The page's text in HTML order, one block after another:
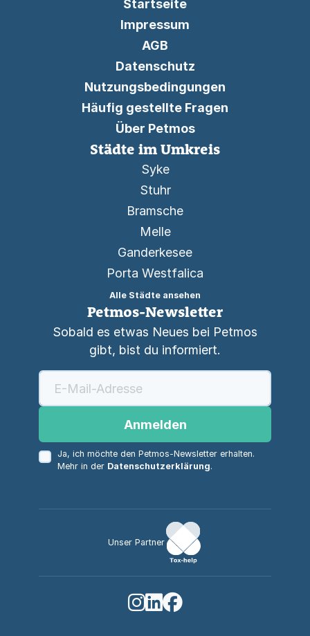
Startseite
Impressum
AGB
Datenschutz
Nutzungsbedingungen
Häufig gestellte Fragen
Über Petmos
Städte im Umkreis
Syke
Stuhr
Bramsche
Melle
Ganderkesee
Porta Westfalica
Alle Städte ansehen
Petmos-Newsletter
Sobald es etwas Neues bei Petmos
gibt, bist du informiert.
Anmelden
Ja, ich möchte den Petmos-Newsletter erhalten.
Mehr in der Datenschutzerklärung.
Unser Partner